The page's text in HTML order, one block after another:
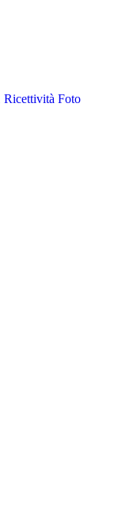
Ricettività Foto